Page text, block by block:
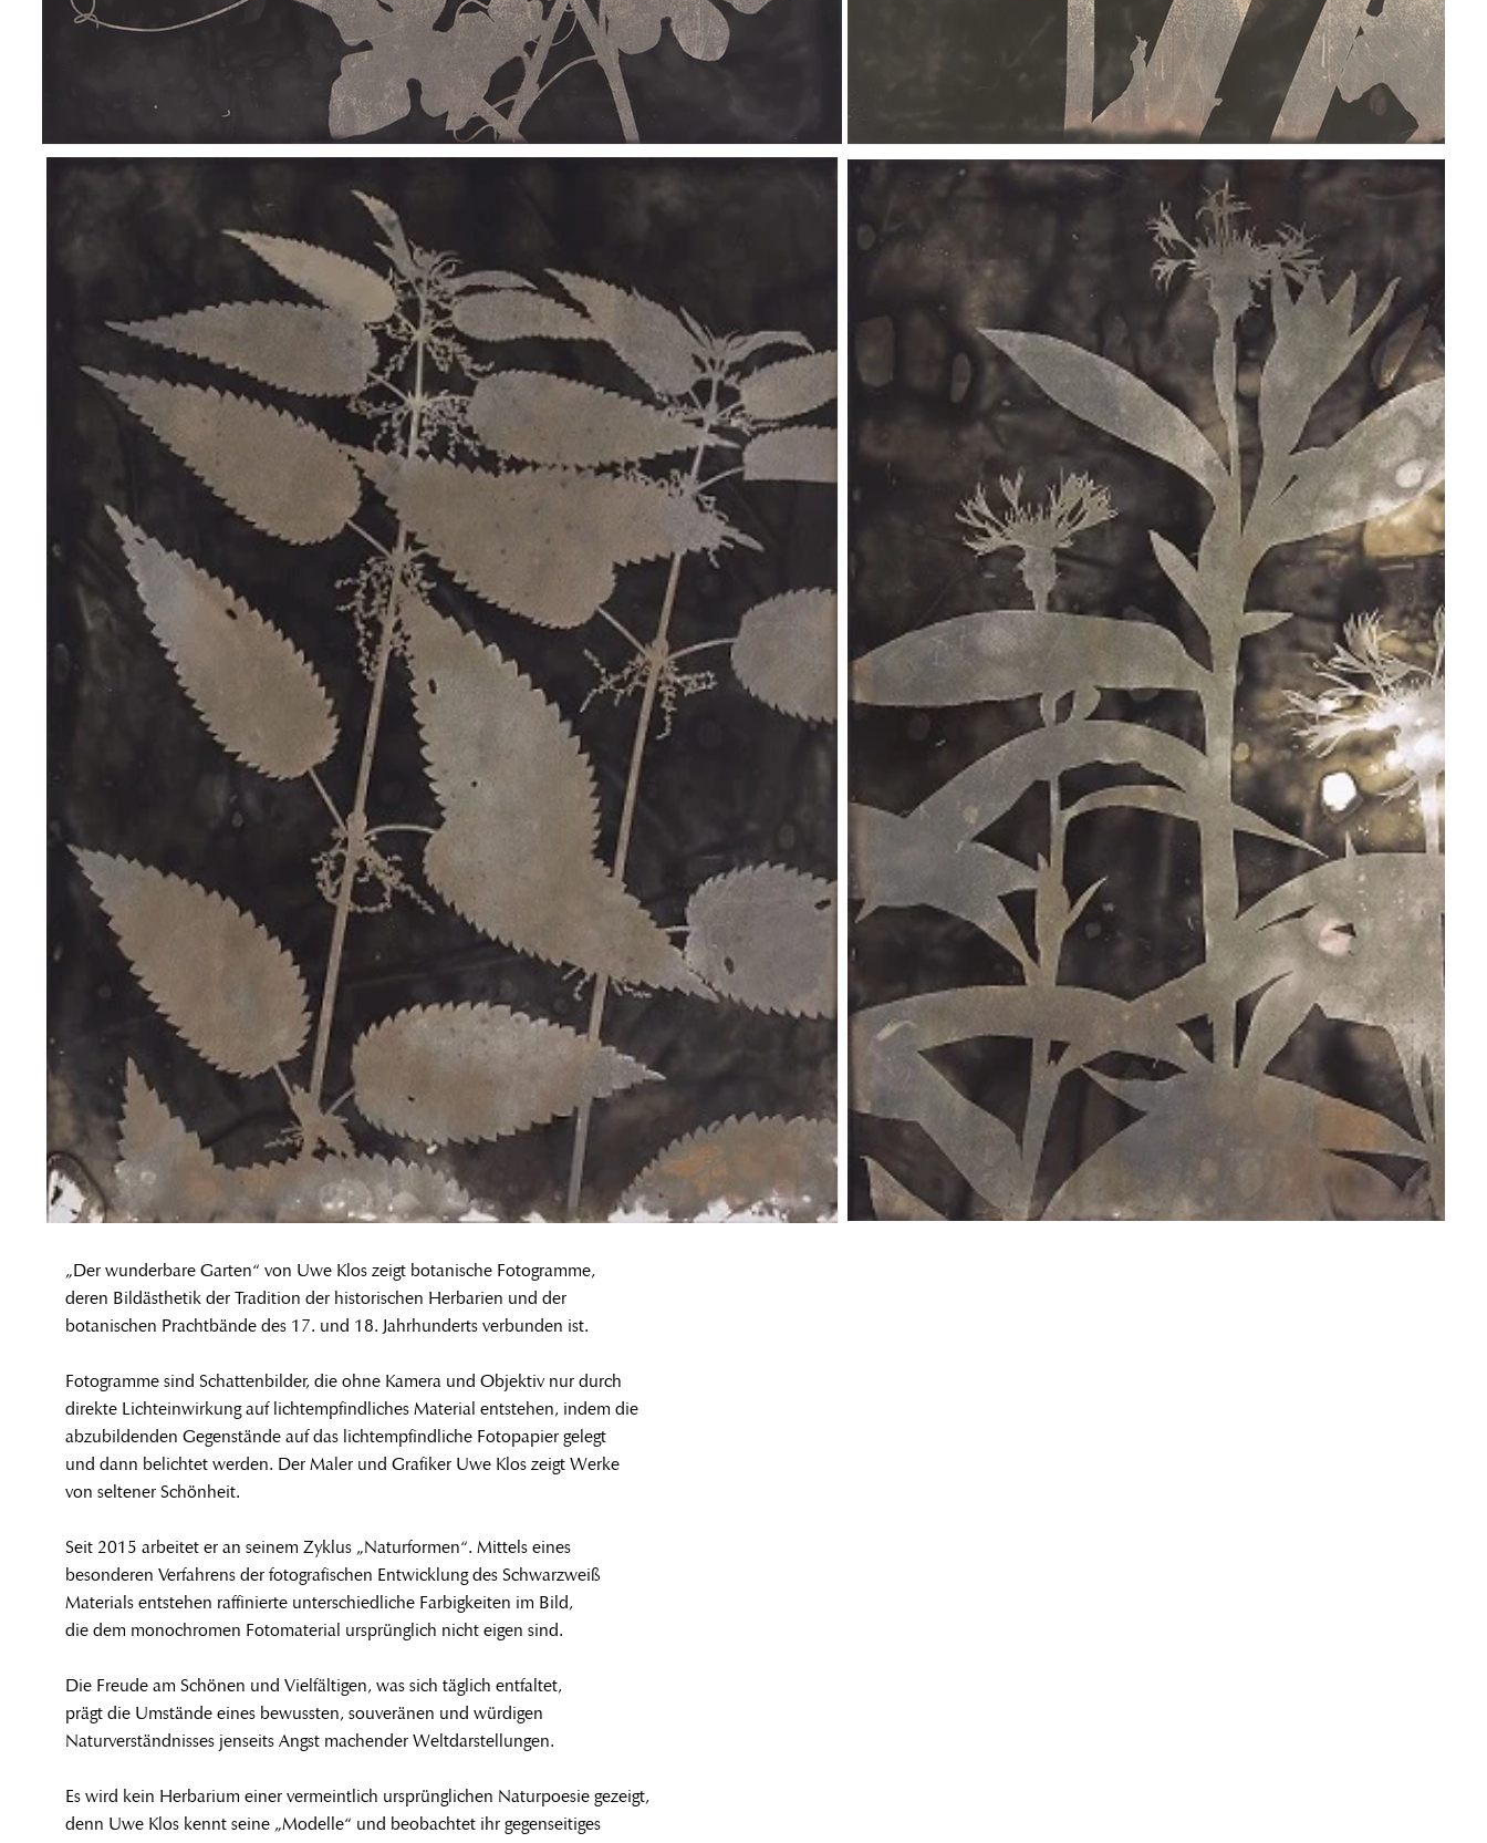
„Der wunderbare Garten“ von Uwe Klos zeigt botanische Fotogramme,
deren Bildästhetik der Tradition der historischen Herbarien und der
botanischen Prachtbände des 17. und 18. Jahrhunderts verbunden ist.
Fotogramme sind Schattenbilder, die ohne Kamera und Objektiv nur durch
direkte Lichteinwirkung auf lichtempfindliches Material entstehen, indem die
abzubildenden Gegenstände auf das lichtempfindliche Fotopapier gelegt
und dann belichtet werden. Der Maler und Grafiker Uwe Klos zeigt Werke
von seltener Schönheit.
Seit 2015 arbeitet er an seinem Zyklus „Naturformen“. Mittels eines
besonderen Verfahrens der fotografischen Entwicklung des Schwarzweiß
Materials entstehen raffinierte unterschiedliche Farbigkeiten im Bild,
die dem monochromen Fotomaterial ursprünglich nicht eigen sind.
Die Freude am Schönen und Vielfältigen, was sich täglich entfaltet,
prägt die Umstände eines bewussten, souveränen und würdigen
Naturverständnisses jenseits Angst machender Weltdarstellungen.
Es wird kein Herbarium einer vermeintlich ursprünglichen Naturpoesie gezeigt,
denn Uwe Klos kennt seine „Modelle“ und beobachtet ihr gegenseitiges